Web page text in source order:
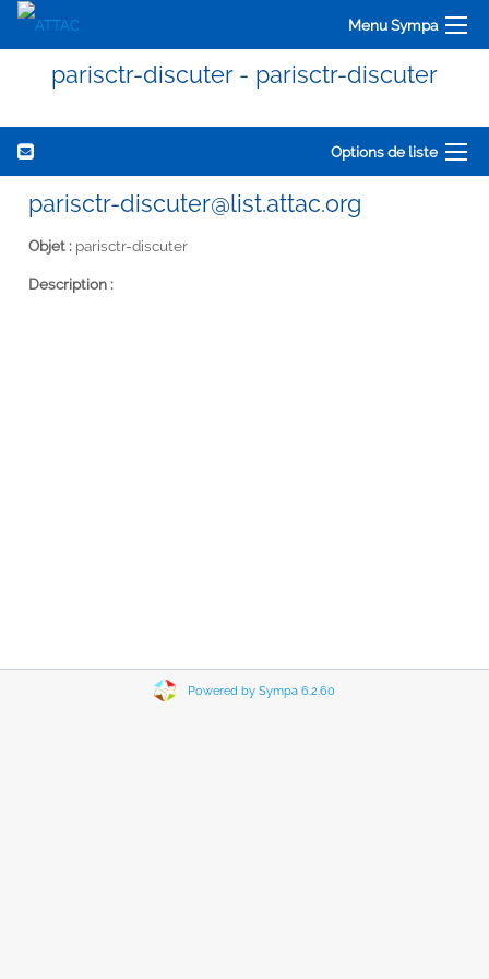
Menu Sympa
parisctr-discuter - parisctr-discuter
Options de liste
parisctr-discuter@list.attac.org
Objet : parisctr-discuter
Description :
Powered by Sympa 6.2.60